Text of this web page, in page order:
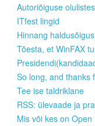
Autoriõiguse
ITfest lingid
Hinnang
Tõesta, et WinFAX
So long, and thanks
Tee ise taldriklane
RSS: ülevaade ja
Mis või kes on Open